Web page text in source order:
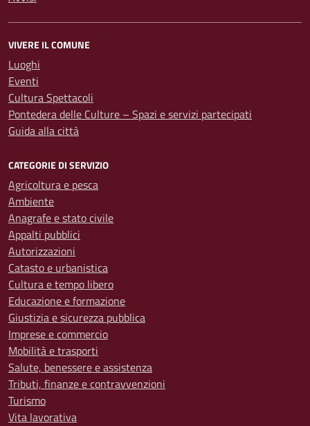
VIVERE IL COMUNE
Luoghi
Eventi
Cultura Spettacoli
Pontedera delle Culture – Spazi e servizi partecipati
Guida alla città
CATEGORIE DI SERVIZIO
Agricoltura e pesca
Ambiente
Anagrafe e stato civile
Appalti pubblici
Autorizzazioni
Catasto e urbanistica
Cultura e tempo libero
Educazione e formazione
Giustizia e sicurezza pubblica
Imprese e commercio
Mobilità e trasporti
Salute, benessere e assistenza
Tributi, finanze e contravvenzioni
Turismo
Vita lavorativa